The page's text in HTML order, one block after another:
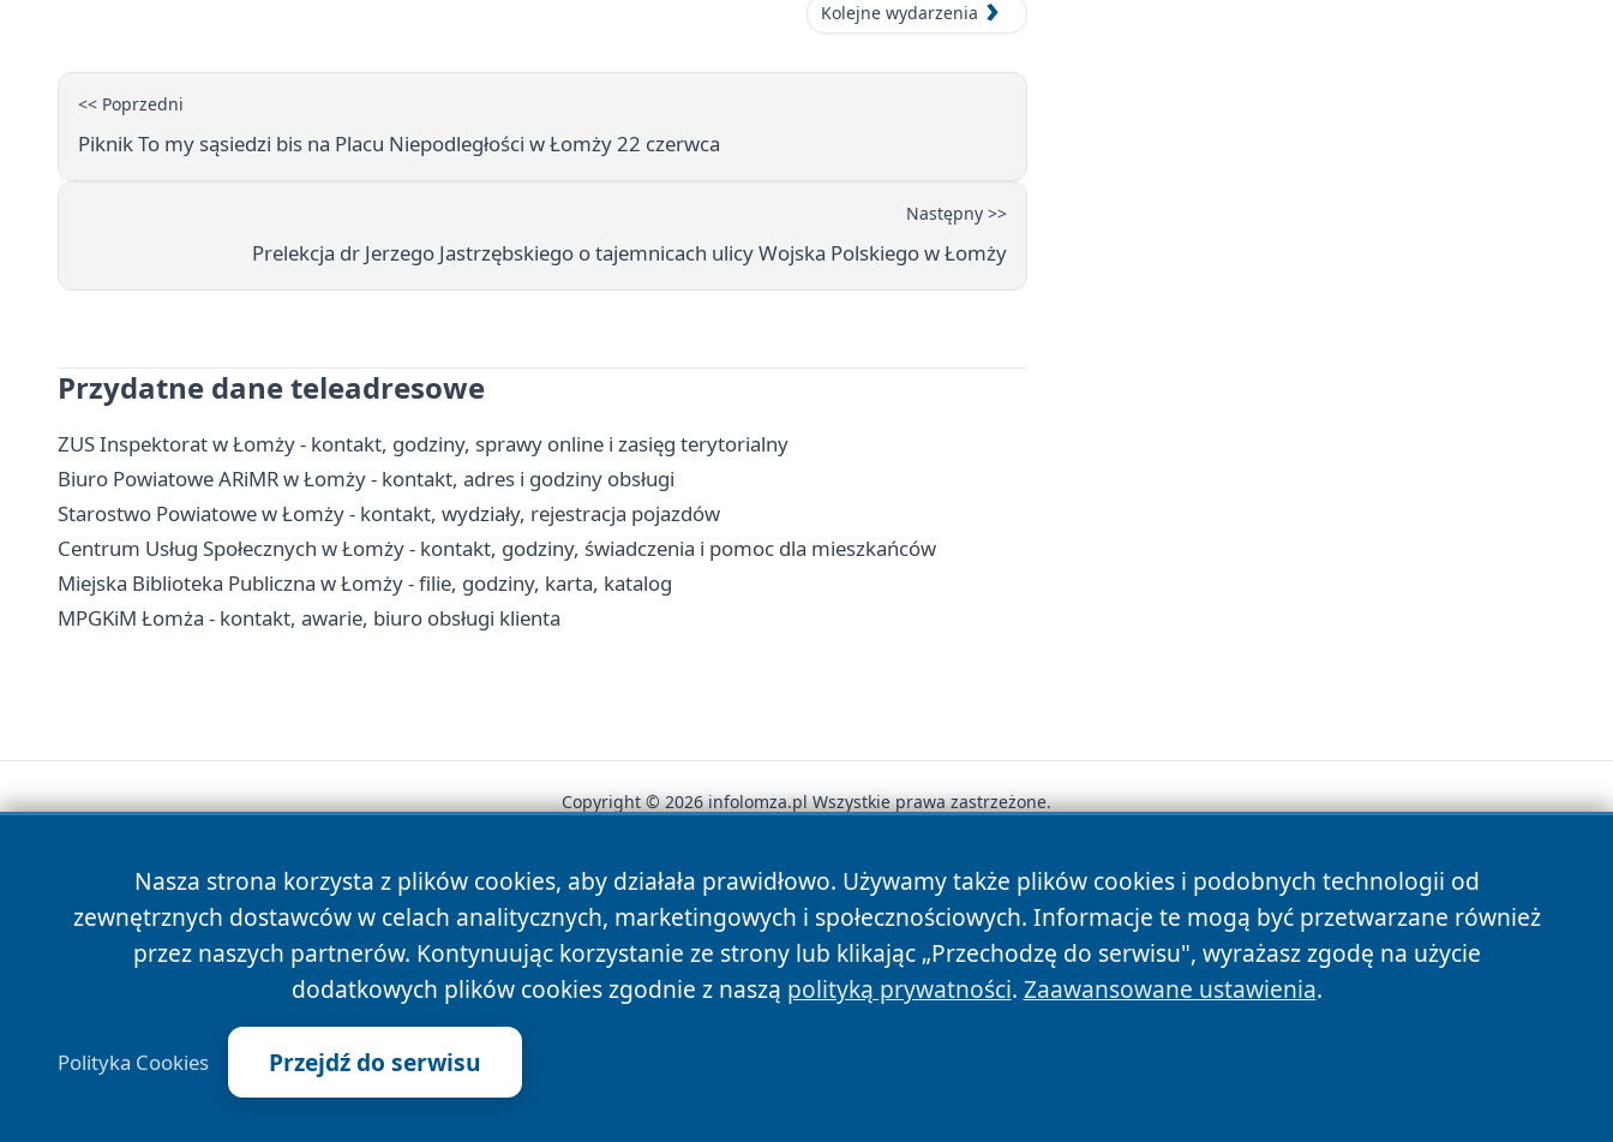
Kolejne wydarzenia
<< Poprzedni
Piknik To my sąsiedzi bis na Placu Niepodległości w Łomży 22 czerwca
Następny >>
Prelekcja dr Jerzego Jastrzębskiego o tajemnicach ulicy Wojska Polskiego w Łomży
Przydatne dane teleadresowe
ZUS Inspektorat w Łomży - kontakt, godziny, sprawy online i zasięg terytorialny
Biuro Powiatowe ARiMR w Łomży - kontakt, adres i godziny obsługi
Starostwo Powiatowe w Łomży - kontakt, wydziały, rejestracja pojazdów
Centrum Usług Społecznych w Łomży - kontakt, godziny, świadczenia i pomoc dla mieszkańców
Miejska Biblioteka Publiczna w Łomży - filie, godziny, karta, katalog
MPGKiM Łomża - kontakt, awarie, biuro obsługi klienta
Nasza strona korzysta z plików cookies, aby działała prawidłowo. Używamy także plików cookies i podobnych technologii od
zewnętrznych dostawców w celach analitycznych, marketingowych i społecznościowych. Informacje te mogą być przetwarzane również
przez naszych partnerów. Kontynuując korzystanie ze strony lub klikając „Przechodzę do serwisu", wyrażasz zgodę na użycie
dodatkowych plików cookies zgodnie z naszą polityką prywatności. Zaawansowane ustawienia.
Polityka Cookies Przejdź do serwisu
Copyright © 2026 infolomza.pl Wszystkie prawa zastrzeżone.
News Autorzy Polityka Prywatności Polityka Cookies